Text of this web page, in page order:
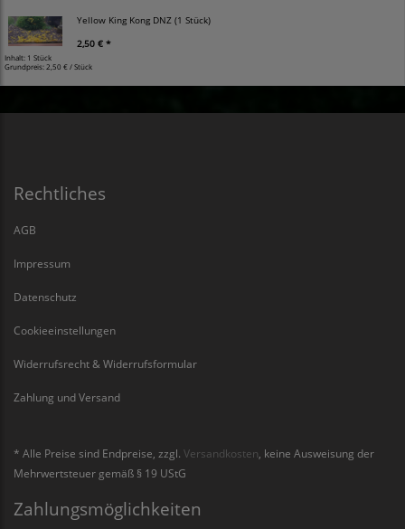
Yellow King Kong DNZ (1 Stück)
2,50 € *
Inhalt: 1 Stück
Grundpreis: 2,50 € / Stück
Rechtliches
AGB
Impressum
Datenschutz
Cookieeinstellungen
Widerrufsrecht & Widerrufsformular
Zahlung und Versand
* Alle Preise sind Endpreise, zzgl. Versandkosten , keine Ausweisung der
Mehrwertsteuer gemäß § 19 UStG
Zahlungsmöglichkeiten